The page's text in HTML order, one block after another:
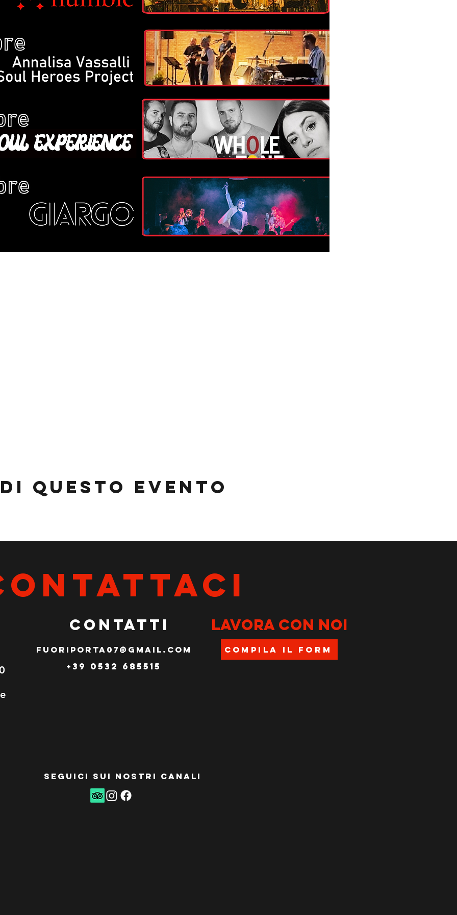
questo evento
CONTATTI
fuoriporta07@gmail.com
+39 0532 685515
lavora con noi
COMPILA IL FORM
seguici sui nostri canali